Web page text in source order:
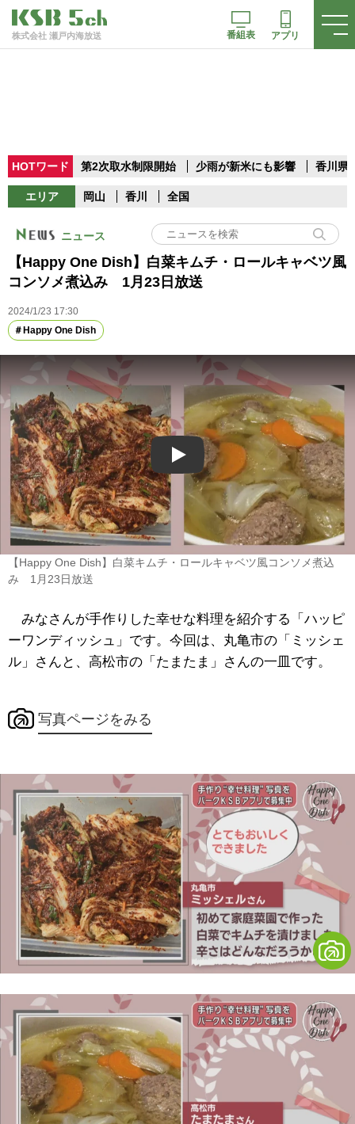
株式会社 瀬戸内海放送 番組表 アプリ
HOTワード 第2次取水制限開始 少雨が新米にも影響 香川県
エリア 岡山 香川 全国
ニュース
【Happy One Dish】白菜キムチ・ロールキャベツ風
コンソメ煮込み 1月23日放送
2024/1/23 17:30
Happy One Dish
Play
【Happy One Dish】白菜キムチ・ロールキャベツ風コンソメ煮込
み 1月23日放送
みなさんが手作りした幸せな料理を紹介する「ハッピ
ーワンディッシュ」です。今回は、丸亀市の「ミッシェ
ル」さんと、高松市の「たまたま」さんの一皿です。
写真ページをみる